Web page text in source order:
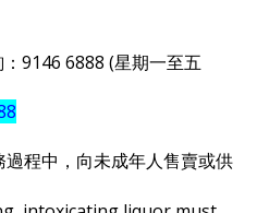
9146 6888 (星期一至五
過程中，向未成年人售賣或供